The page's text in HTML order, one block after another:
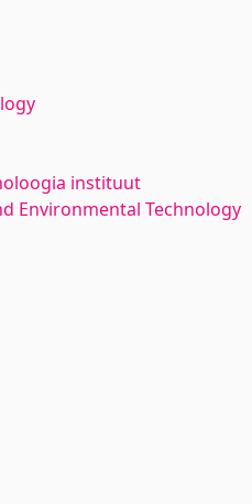
instituut
Environmental Technology